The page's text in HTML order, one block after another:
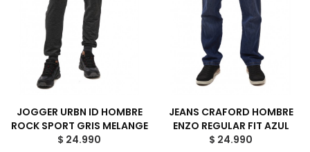
JOGGER URBN ID HOMBRE
ROCK SPORT GRIS MELANGE
$ 24.990
JEANS CRAFORD HOMBRE
ENZO REGULAR FIT AZUL
$ 24.990